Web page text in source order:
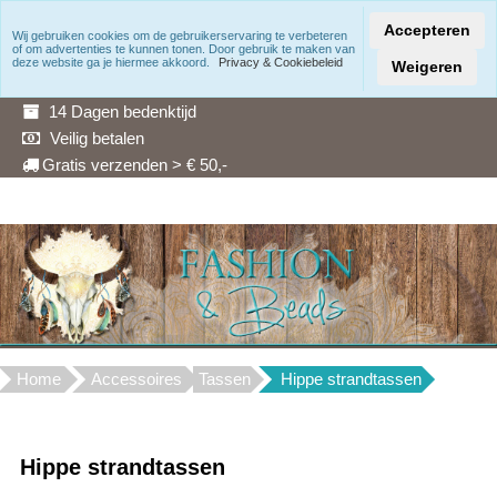
Snelle levering
14 Dagen bedenktijd
Veilig betalen
Gratis verzenden > € 50,-
Home Accessoires Tassen Hippe strandtassen
Hippe strandtassen
Wij gebruiken cookies om de gebruikerservaring te verbeteren
of om advertenties te kunnen tonen. Door gebruik te maken van
deze website ga je hiermee akkoord.
Privacy & Cookiebeleid
Accepteren
Weigeren